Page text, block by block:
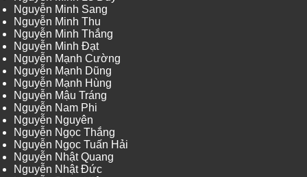
Nguyễn Minh Sang
Nguyễn Minh Thu
Nguyễn Minh Thắng
Nguyễn Minh Đạt
Nguyễn Mạnh Cường
Nguyễn Mạnh Dũng
Nguyễn Mạnh Hùng
Nguyễn Mậu Tráng
Nguyễn Nam Phi
Nguyễn Nguyên
Nguyễn Ngọc Thắng
Nguyễn Ngọc Tuấn Hải
Nguyễn Nhật Quang
Nguyễn Nhật Đức